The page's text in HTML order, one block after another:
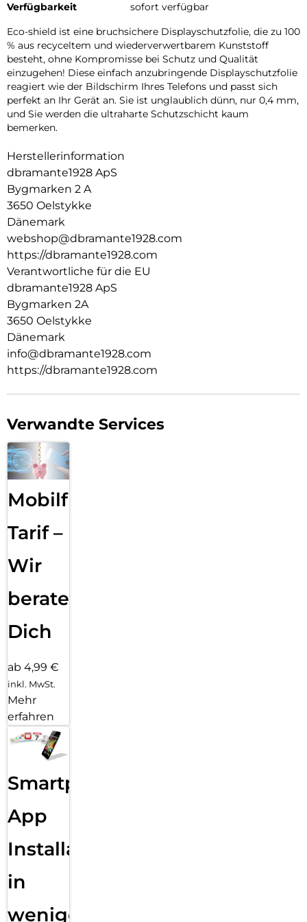
Verfügbarkeit
sofort verfügbar
Eco-shield ist eine bruchsichere Displayschutzfolie, die zu 100
% aus recyceltem und wiederverwertbarem Kunststoff
besteht, ohne Kompromisse bei Schutz und Qualität
einzugehen! Diese einfach anzubringende Displayschutzfolie
reagiert wie der Bildschirm Ihres Telefons und passt sich
perfekt an Ihr Gerät an. Sie ist unglaublich dünn, nur 0,4 mm,
und Sie werden die ultraharte Schutzschicht kaum
bemerken.
Herstellerinformation
dbramante1928 ApS
Bygmarken 2 A
3650 Oelstykke
Dänemark
webshop@dbramante1928.com
https://dbramante1928.com
Verantwortliche für die EU
dbramante1928 ApS
Bygmarken 2A
3650 Oelstykke
Dänemark
info@dbramante1928.com
https://dbramante1928.com
Verwandte Services
Mobilfunk
Tarif –
Wir
beraten
Dich
ab 4,99 €
inkl. MwSt.
Mehr
erfahren
Smartphone
App
Installation
in
wenigen